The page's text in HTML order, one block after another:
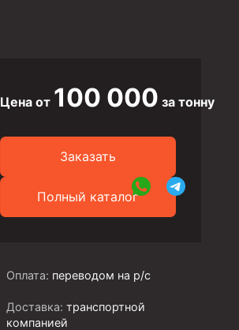
Цена от 100 000 за тонну
Заказать
Полный каталог
Оплата: переводом на р/с
Доставка: транспортной
компанией